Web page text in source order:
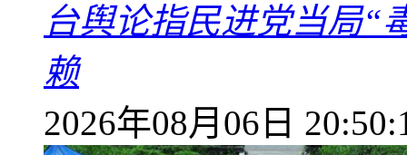
台舆论指民进党当局“
赖
2026年08月06日